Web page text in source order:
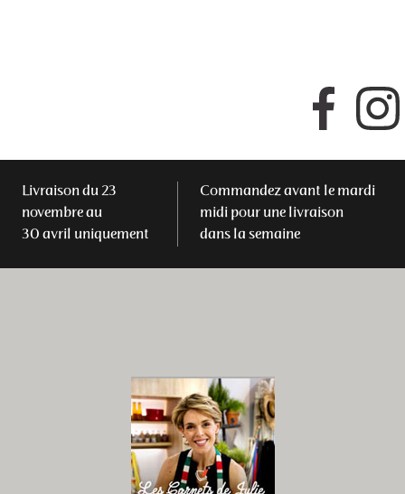
Facebook
Livraison du 23
novembre au
30 avril uniquement
Commandez avant le mardi
midi pour une livraison
dans la semaine